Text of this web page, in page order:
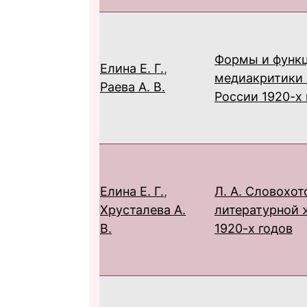
Елина Е. Г.,
Раева А. В.
Формы и
медиакритики
России 1920-х
Елина Е. Г.,
Хрусталева А.
В.
Л. А.
литературной
1920-х годов